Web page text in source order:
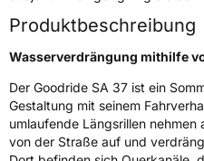
Schlauchtyp TL
VerstärktXL
EU Label
Produktbeschreibung
Wasserverdrängung mithilfe
Der Goodride SA 37 ist ein
Gestaltung mit seinem
umlaufende Längsrillen nehmen
von der Straße auf und